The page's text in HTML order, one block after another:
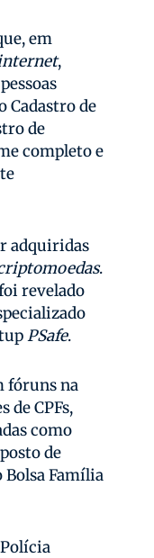
em
,
Cadastro de
de
completo e
adquiridas
.
revelado
PSafe.
fóruns na
de CPFs,
como
de
Família